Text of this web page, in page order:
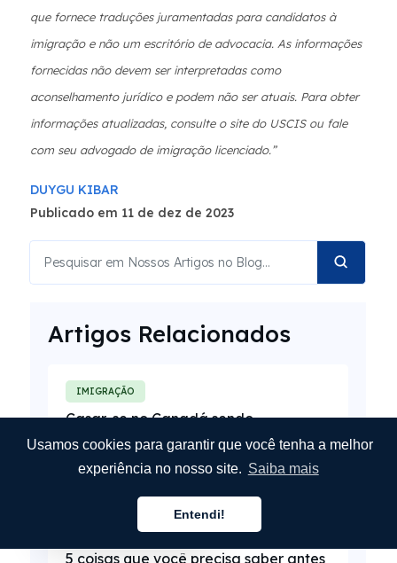
Usamos cookies para garantir que você tenha a melhor
experiência no nosso site. Saiba mais
Entendi!
que fornece traduções juramentadas para candidatos à
imigração e não um escritório de advocacia. As informações
fornecidas não devem ser interpretadas como
aconselhamento jurídico e podem não ser atuais. Para obter
informações atualizadas, consulte o site do USCIS ou fale
com seu advogado de imigração licenciado.”
DUYGU KIBAR
Publicado em 11 de dez de 2023
Artigos Relacionados
IMIGRAÇÃO
Casar-se no Canadá sendo
estrangeiro: o que você precisa saber
5 coisas que você precisa saber antes
Português